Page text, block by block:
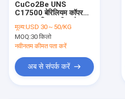
CuCo2Be UNS
C17500 बेरिलियम कॉपर
विद्युत चालकता
मूल्य:USD 30～50/KG
MOQ:30 किलो
नवीनतम कीमत पता करें
अब से संपर्क करें